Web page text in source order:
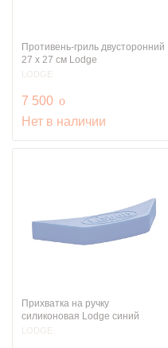
Противень-гриль двусторонний
27 х 27 см Lodge
LODGE
7 500 руб.
o
Нет в наличии
Прихватка на ручку
силиконовая Lodge синий
LODGE